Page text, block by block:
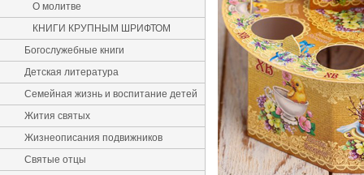
О молитве
КНИГИ КРУПНЫМ ШРИФТОМ
Богослужебные книги
Детская литература
Семейная жизнь и воспитание детей
Жития святых
Жизнеописания подвижников
Святые отцы